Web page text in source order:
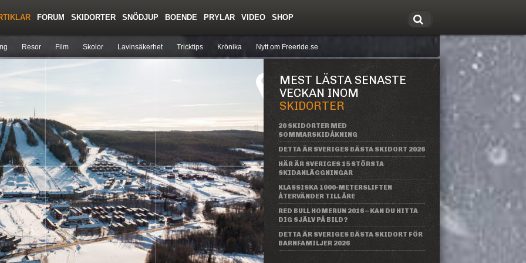
Resor Film Skolor Lavinsäkerhet Tricktips Krönika Nytt om Freeride.se
FORUM SKIDORTER SNÖDJUP BOENDE PRYLAR VIDEO SHOP
MEST LÄSTA SENASTE
VECKAN INOM
SKIDORTER
20 SKIDORTER MED
SOMMARSKIDÅKNING
DETTA ÄR SVERIGES BÄSTA SKIDORT 2026
HÄR ÄR SVERIGES 15 STÖRSTA
SKIDANLÄGGNINGAR
KLASSISKA 1000-METERSLIFTEN
ÅTERVÄNDER TILL ÅRE
RED BULL HOMERUN 2016 – KAN DU HITTA
DIG SJÄLV PÅ BILD?
DETTA ÄR SVERIGES BÄSTA SKIDORT FÖR
BARNFAMILJER 2026